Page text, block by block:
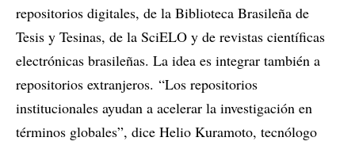
repositorios digitales, de la Biblioteca Brasileña de
Tesis y Tesinas, de la SciELO y de revistas científicas
electrónicas brasileñas. La idea es integrar también a
repositorios extranjeros. “Los repositorios
institucionales ayudan a acelerar la investigación en
términos globales”, dice Helio Kuramoto, tecnólogo